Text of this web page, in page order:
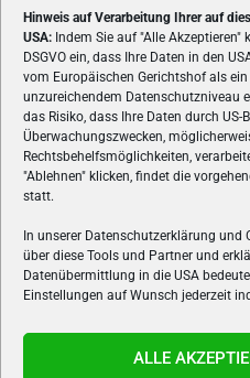
Hinweis auf Verarbeitung Ihrer auf
USA: Indem Sie auf "Alle
DSGVO ein, dass Ihre Daten in den
vom Europäischen Gerichtshof als
unzureichendem Datenschutzniveau
das Risiko, dass Ihre Daten durch US-
Überwachungszwecken,
Rechtsbehelfsmöglichkeiten,
"Ablehnen" klicken, findet die
statt.
In unserer Datenschutzerklärung und
über diese Tools und Partner und
Datenübermittlung in die USA
Einstellungen auf Wunsch jederzeit
ALLE
VON GAMERN, FÜR GAMER!
Spielemagazin Österreichs
Reviews und Videos zu PC-
Hardware und aus